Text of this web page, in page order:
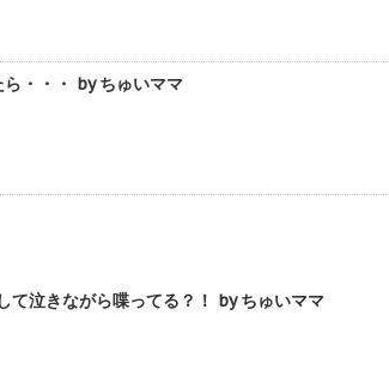
・・・ by ちゅいママ
て泣きながら喋ってる？！ by ちゅいママ